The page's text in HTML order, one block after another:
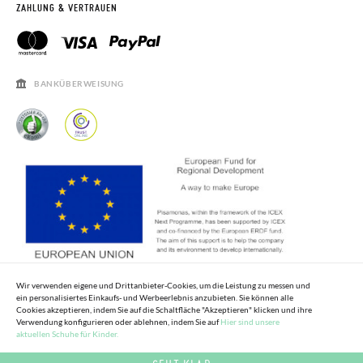
PISAMONAS CLUB
RECHTSHINWEISE
SALE
RETOURE BEANTRAGEN
KONTAKT
ÖFFNUNGSZEITEN
HÄUFIGKEIT DER BEANTWORTUNG VON FRAGEN
ZAHLUNG & VERTRAUEN
BANKÜBERWEISUNG
Wir verwenden eigene und Drittanbieter-Cookies, um die Leistung zu messen und
ein personalisiertes Einkaufs- und Werbeerlebnis anzubieten. Sie können alle
Cookies akzeptieren, indem Sie auf die Schaltfläche "Akzeptieren" klicken und ihre
Verwendung konfigurieren oder ablehnen, indem Sie aufHier sind unsere
aktuellen Schuhe für Kinder.